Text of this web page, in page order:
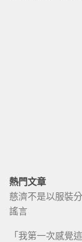
熱門文章
慈濟不是以服裝
謠言
「我第一次感覺